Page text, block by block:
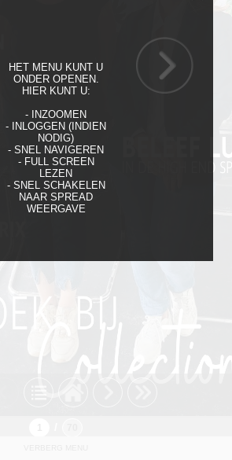
HET MENU KUNT U
ONDER OPENEN.
HIER KUNT U:
- INZOOMEN
- INLOGGEN (INDIEN
NODIG)
- SNEL NAVIGEREN
- FULL SCREEN
LEZEN
- SNEL SCHAKELEN
NAAR SPREAD
WEERGAVE